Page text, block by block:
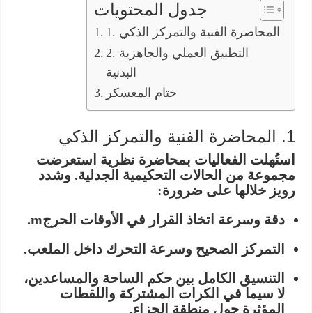
جدول المحتويات
1. المحاضرة الفنية والتمركز الذكي
2. التطبيق العملي والجاهزية
البدنية
ختام المعسكر
1. المحاضرة الفنية والتمركز الذكي
استُهلت الفعاليات بمحاضرة نظرية استعرضت
مجموعة من الحالات التحكيمية الجدلية. وشدد
رويز خلالها على ضرورة:
دقة وسرعة اتخاذ القرار في الأوقات الحرجm.
التمركز الصحيح وسرعة التحرك داخل الملعب.
التنسيق الكامل بين حكم الساحة والمساعدين،
لا سيما في الكرات المشتركة واللقطات
المؤثرة حول منطقة الجزاء.